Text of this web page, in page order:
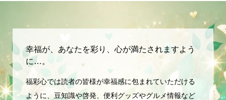
幸福が、あなたを彩り、心が満たされますよう
に…。
福彩心では読者の皆様が幸福感に包まれていただける
ように、豆知識や啓発、便利グッズやグルメ情報など